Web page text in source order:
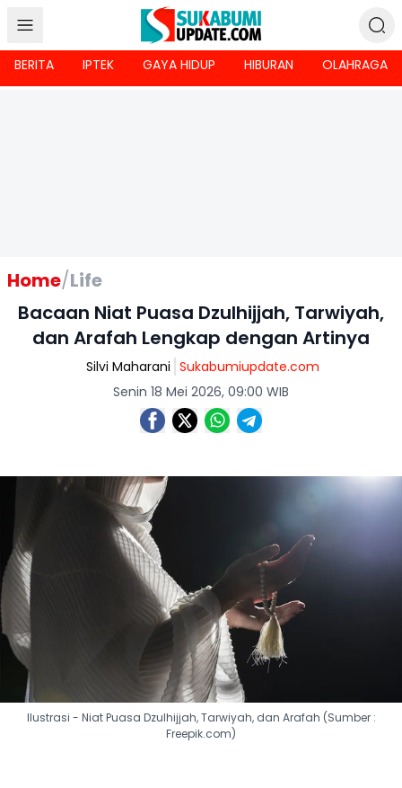
BERITA IPTEK GAYA HIDUP HIBURAN OLAHRAGA
Home/Life
Bacaan Niat Puasa Dzulhijjah, Tarwiyah,
dan Arafah Lengkap dengan Artinya
Silvi Maharani Sukabumiupdate.com
Senin 18 Mei 2026, 09:00 WIB
Ilustrasi - Niat Puasa Dzulhijjah, Tarwiyah, dan Arafah (Sumber :
Freepik.com)